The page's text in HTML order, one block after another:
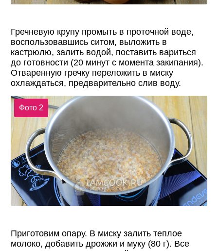
Гречневую крупу промыть в проточной воде,
воспользовавшись ситом, выложить в
кастрюлю, залить водой, поставить вариться
до готовности (20 минут с момента закипания).
Отваренную гречку переложить в миску
охлаждаться, предварительно слив воду.
Фото 2
Приготовим опару. В миску залить теплое
молоко, добавить дрожжи и муку (80 г). Все